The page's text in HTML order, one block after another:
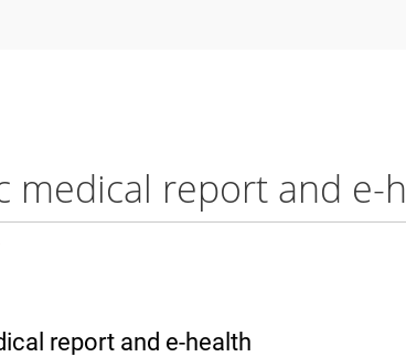
medical report and e-
report and e-health